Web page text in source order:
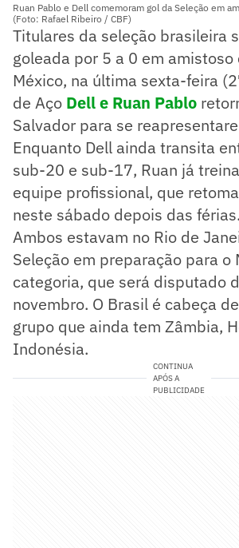
Ruan Pablo e Dell comemoram gol da Seleção em
(Foto: Rafael Ribeiro / CBF)
Titulares da seleção brasileira
goleada por 5 a 0 em amistoso
México, na última sexta-feira
de Aço Dell e Ruan Pablo
Salvador para se
Enquanto Dell ainda transita
sub-20 e sub-17, Ruan já
equipe profissional, que
neste sábado depois das férias.
Ambos estavam no Rio de
Seleção em preparação para o
categoria, que será disputado
novembro. O Brasil é cabeça
grupo que ainda tem Zâmbia,
Indonésia.
CONTINUA
APÓS A
PUBLICIDADE